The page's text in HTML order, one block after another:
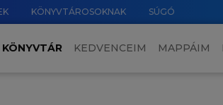
KÖNYVTÁROSOKNAK SÚGÓ
KÖNYVTÁR KEDVENCEIM MAPPÁIM